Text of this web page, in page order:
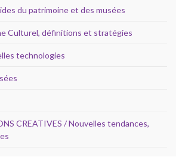
du patrimoine et des musées
Culturel, définitions et stratégies
technologies
CREATIVES / Nouvelles tendances,